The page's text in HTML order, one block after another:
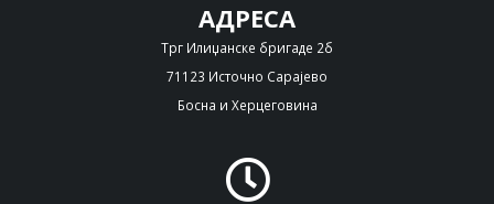
АДРЕСА
Трг Илиџанске бригаде 2б
71123 Источно Сарајево
Босна и Херцеговина